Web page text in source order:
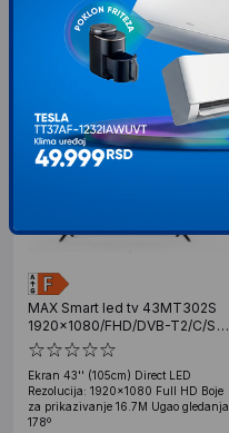
19.799 00RSD
VIP cena: 19.27900
MAX Smart led tv 43MT302S
1920x1080/FHD/DVB-T2/C/S
Frameless (43MT302S)
Ekran 43'' (105cm) Direct LED
Rezolucija: 1920x1080 Full HD Boje
za prikazivanje 16.7M Ugao gledanja
178º